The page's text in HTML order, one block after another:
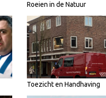
Roeien in de Natuur
Toezicht en Handhaving